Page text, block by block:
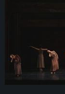
Исполняется